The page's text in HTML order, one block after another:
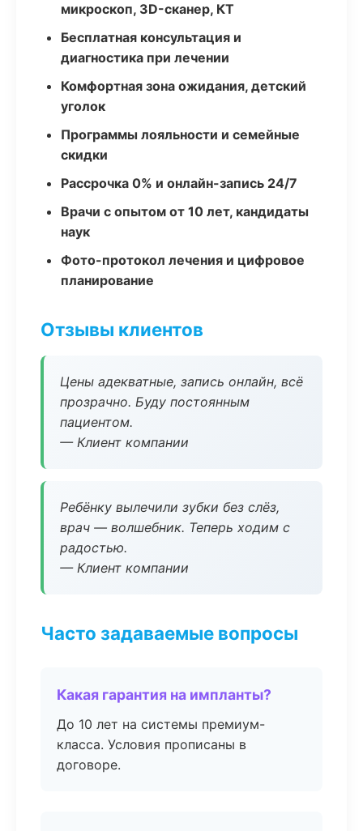
микроскоп, 3D-сканер, КТ
Бесплатная консультация и
диагностика при лечении
Комфортная зона ожидания, детский
уголок
Программы лояльности и семейные
скидки
Рассрочка 0% и онлайн-запись 24/7
Врачи с опытом от 10 лет, кандидаты
наук
Фото-протокол лечения и цифровое
планирование
Отзывы клиентов
Цены адекватные, запись онлайн, всё
прозрачно. Буду постоянным
пациентом.
— Клиент компании
Ребёнку вылечили зубки без слёз,
врач — волшебник. Теперь ходим с
радостью.
— Клиент компании
Часто задаваемые вопросы
Какая гарантия на импланты?
До 10 лет на системы премиум-
класса. Условия прописаны в
договоре.